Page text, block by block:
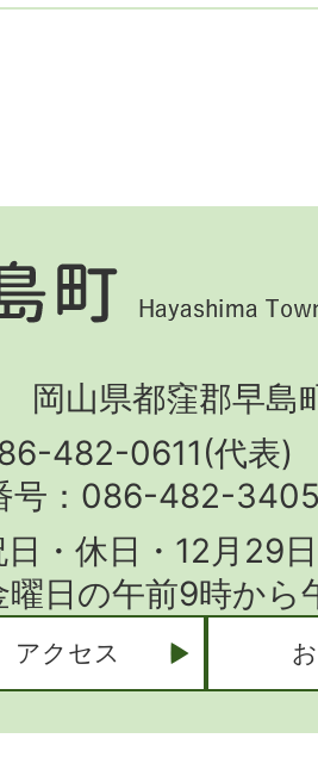
山県都窪郡早島
482-0611(代表)
号：086-482-
・休日・12月29
曜日の午前9時か
アクセス